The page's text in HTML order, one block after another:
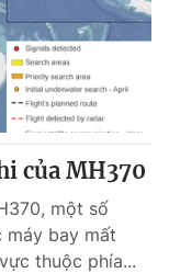
của MH370
một số
máy bay mất
thuộc phía...